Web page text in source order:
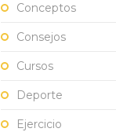
Conceptos
Consejos
Cursos
Deporte
Ejercicio